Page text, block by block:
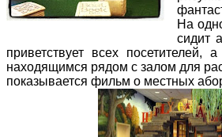
На
сидит
приветствует всех посетителей,
находящимся рядом с залом для
показывается фильм о местных